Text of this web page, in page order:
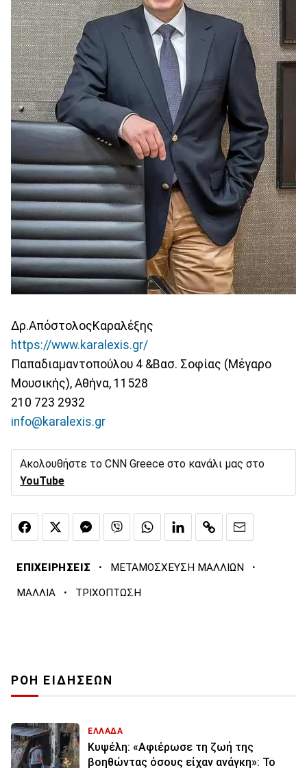
Δρ.ΑπόστολοςΚαραλέξης
https://www.karalexis.gr/
Παπαδιαμαντοπούλου 4 &Βασ. Σοφίας (Μέγαρο
Μουσικής), Αθήνα, 11528
210 723 2932
info@karalexis.gr
Ακολουθήστε το CNN Greece στο κανάλι μας στο
YouTube
ΕΠΙΧΕΙΡΗΣΕΙΣ · ΜΕΤΑΜΟΣΧΕΥΣΗ ΜΑΛΛΙΩΝ ·
ΜΑΛΛΙΑ · ΤΡΙΧΟΠΤΩΣΗ
ΡΟΗ ΕΙΔΗΣΕΩΝ
ΕΛΛΑΔΑ
Κυψέλη: «Αφιέρωσε τη ζωή της
βοηθώντας όσους είχαν ανάγκη»: Το